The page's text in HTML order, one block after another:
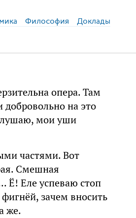
Философия Доклады
опера. Там
на это
мои уши
частями. Вот
Смешная
Ё! Еле успеваю стоп
зачем вносить
же.